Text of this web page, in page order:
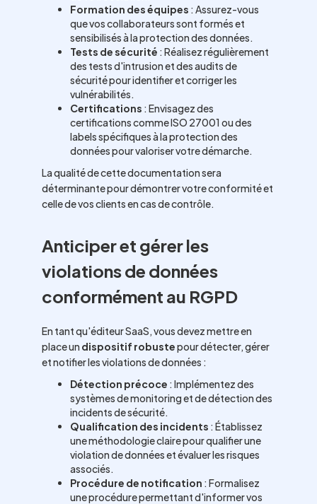
Formation des équipes : Assurez-vous
que vos collaborateurs sont formés et
sensibilisés à la protection des données.
Tests de sécurité : Réalisez régulièrement
des tests d'intrusion et des audits de
sécurité pour identifier et corriger les
vulnérabilités.
Certifications : Envisagez des
certifications comme ISO 27001 ou des
labels spécifiques à la protection des
données pour valoriser votre démarche.
La qualité de cette documentation sera
déterminante pour démontrer votre conformité et
celle de vos clients en cas de contrôle.
Anticiper et gérer les
violations de données
conformément au RGPD
En tant qu'éditeur SaaS, vous devez mettre en
place un dispositif robustepour détecter, gérer
et notifier les violations de données :
Détection précoce : Implémentez des
systèmes de monitoring et de détection des
incidents de sécurité.
Qualification des incidents : Établissez
une méthodologie claire pour qualifier une
violation de données et évaluer les risques
associés.
Procédure de notification : Formalisez
une procédure permettant d'informer vos